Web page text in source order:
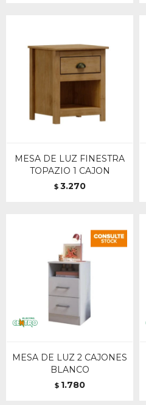
MESA DE LUZ FINESTRA
TOPAZIO 1 CAJON
$ 3.270
MESA DE LUZ 2 CAJONES
BLANCO
$ 1.780